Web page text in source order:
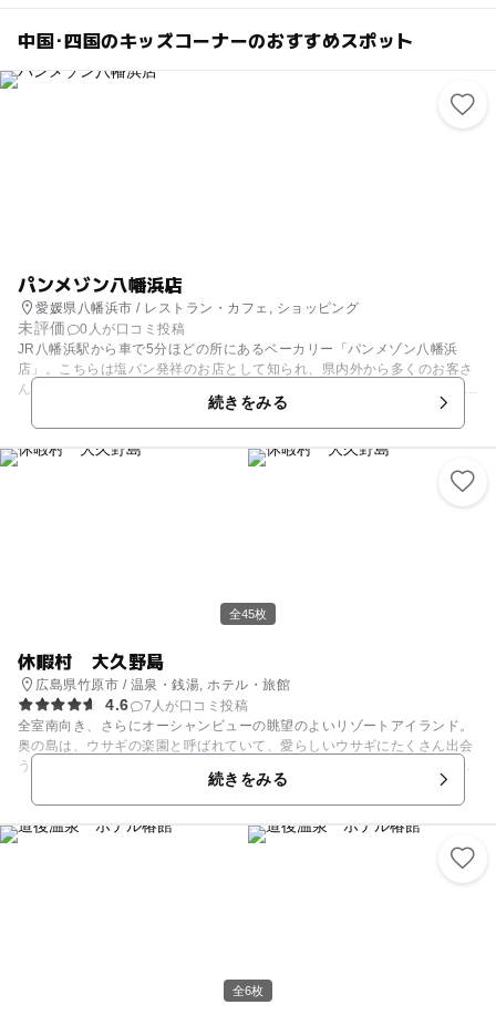
やキッズコーナーもありますので、小さなお子さんと一緒に立ち寄りやす
い場所になっています。
中国･四国のキッズコーナーのおすすめスポット
パンメゾン八幡浜店
愛媛県八幡浜市 / レストラン・カフェ, ショッピング
未評価
0人が口コミ投稿
JR八幡浜駅から車で5分ほどの所にあるベーカリー「パンメゾン八幡浜
店」。こちらは塩パン発祥のお店として知られ、県内外から多くのお客さ
んが訪れる人気店です。 お店に入るとまず目に入るのが、大きなかごに積
まれた塩パンの山。小麦が薫る生地にたっぷりのバターが染みた飽きのこ
ない味わいが人気です。地元のお客さんはもちろん観光のお土産として購
入されていく方もいるというこの商品、毎日何度も追加されるので焼きた
てが買える事も多いそう。 カレーパンやメロンパンといった定番商品のほ
か、季節に合わせて入れ替わる新商品も楽しめます。店内のイートインコ
ーナーではパンを購入した方へコーヒーの無料サービスあり。キッズスペ
続きをみる
全45枚
休暇村 大久野島
広島県竹原市 / 温泉・銭湯, ホテル・旅館
4.6
7人が口コミ投稿
全室南向き、さらにオーシャンビューの眺望のよいリゾートアイランド。
奥の島は、ウサギの楽園と呼ばれていて、愛らしいウサギにたくさん出会
うことができます。色んな種類のウサギが約700羽もいるそうです！ウサ
ギと触れ合いながら、散策を楽しみましょう。 レストランでは、瀬戸内海
で獲れた魚介類や有機野菜、名物たこなどを使ったこだわりのビュッフェ
がいただけます。「ふれあい屋台コーナー」では、天ぷらやかき揚げ、串
揚げなど、日替わりで出来立て料理が楽しめます。 また、「せと温泉」で
は、海の眺望を楽しみながら天然ラジウム温泉を満喫。お子様向けのお風
続きをみる
全6枚